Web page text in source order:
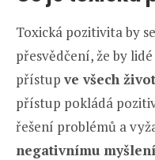
Toxická pozitivita by
přesvědčení, že by
přístup ve všech
přístup pokládá
řešení problémů a
negativnímu myšlení